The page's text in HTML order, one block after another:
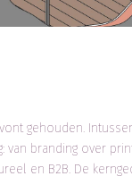
gehouden.
branding over
en B2B. De